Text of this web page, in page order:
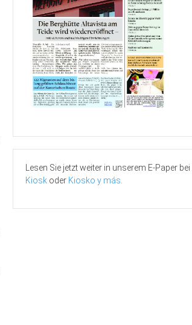
Lesen Sie jetzt weiter in unserem E-Paper bei
Kiosk oder Kiosko y más